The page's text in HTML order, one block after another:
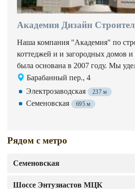
Академия Дизайн
Наша компания "Академия" по
коттеджей и и загородных домов
была основана в 2007 году. Мы
Барабанный пер., 4
Электрозаводская
237 м
Семеновская 695 м
Рядом с метро
Семеновская
Шоссе Энтузиастов МЦК